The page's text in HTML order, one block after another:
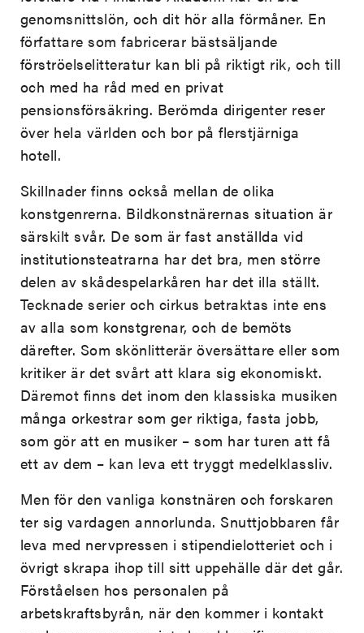
genomsnittslön, och dit hör alla förmåner. En
författare som fabricerar bästsäljande
förströelselitteratur kan bli på riktigt rik, och till
och med ha råd med en privat
pensionsförsäkring. Berömda dirigenter reser
över hela världen och bor på flerstjärniga
hotell.
Skillnader finns också mellan de olika
konstgenrerna. Bildkonstnärernas situation är
särskilt svår. De som är fast anställda vid
institutionsteatrarna har det bra, men större
delen av skådespelarkåren har det illa ställt.
Tecknade serier och cirkus betraktas inte ens
av alla som konstgrenar, och de bemöts
därefter. Som skönlitterär översättare eller som
kritiker är det svårt att klara sig ekonomiskt.
Däremot finns det inom den klassiska musiken
många orkestrar som ger riktiga, fasta jobb,
som gör att en musiker – som har turen att få
ett av dem – kan leva ett tryggt medelklassliv.
Men för den vanliga konstnären och forskaren
ter sig vardagen annorlunda. Snuttjobbaren får
leva med nervpressen i stipendielotteriet och i
övrigt skrapa ihop till sitt uppehälle där det går.
Förståelsen hos personalen på
arbetskraftsbyrån, när den kommer i kontakt